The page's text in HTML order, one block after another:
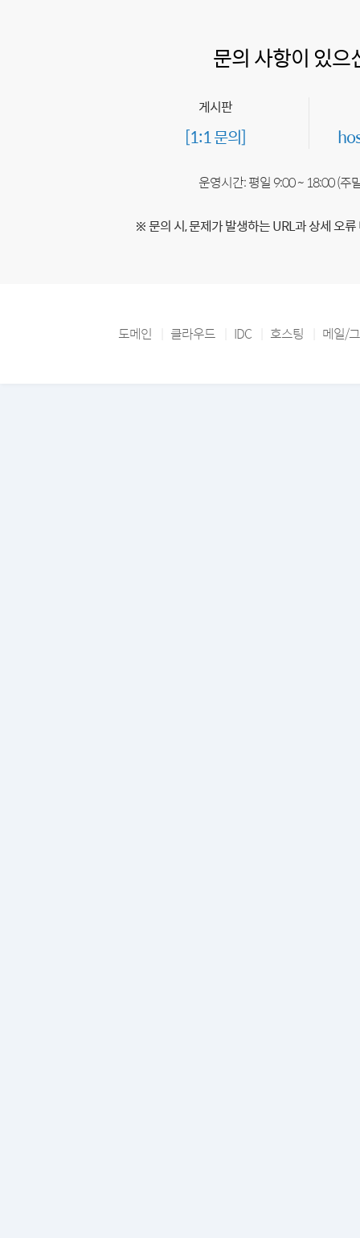
문의 사항이 있으
게시판
[1:1 문의]
운영시간: 평일 9:00 ~ 18:00 (주
※ 문의 시, 문제가 발생하는 URL과 상세 오
도메인 클라우드 IDC 호스팅 메일/